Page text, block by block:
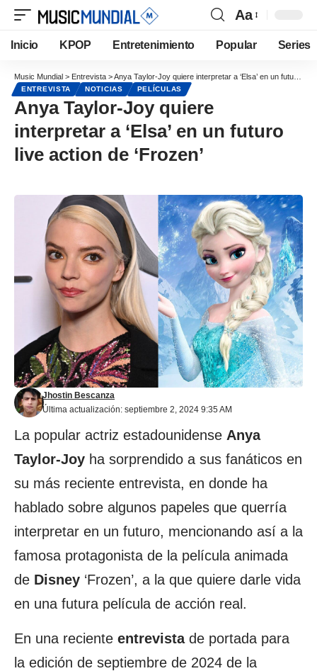
Aa
Inicio KPOP Entretenimiento Popular Series
Music Mundial > Entrevista >Anya Taylor-Joy quiere interpretar a ‘Elsa’ en un futuro live action de ‘Frozen’
ENTREVISTA NOTICIAS PELÍCULAS
Anya Taylor-Joy quiere
interpretar a ‘Elsa’ en un futuro
live action de ‘Frozen’
Última actualización: septiembre 2, 2024 9:35 AM
Jhostin Bescanza
La popular actriz estadounidense Anya
Taylor-Joy ha sorprendido a sus fanáticos en
su más reciente entrevista, en donde ha
hablado sobre algunos papeles que querría
interpretar en un futuro, mencionando así a la
famosa protagonista de la película animada
de Disney ‘Frozen’, a la que quiere darle vida
en una futura película de acción real.
En una reciente entrevistade portada para
la edición de septiembre de 2024 de la